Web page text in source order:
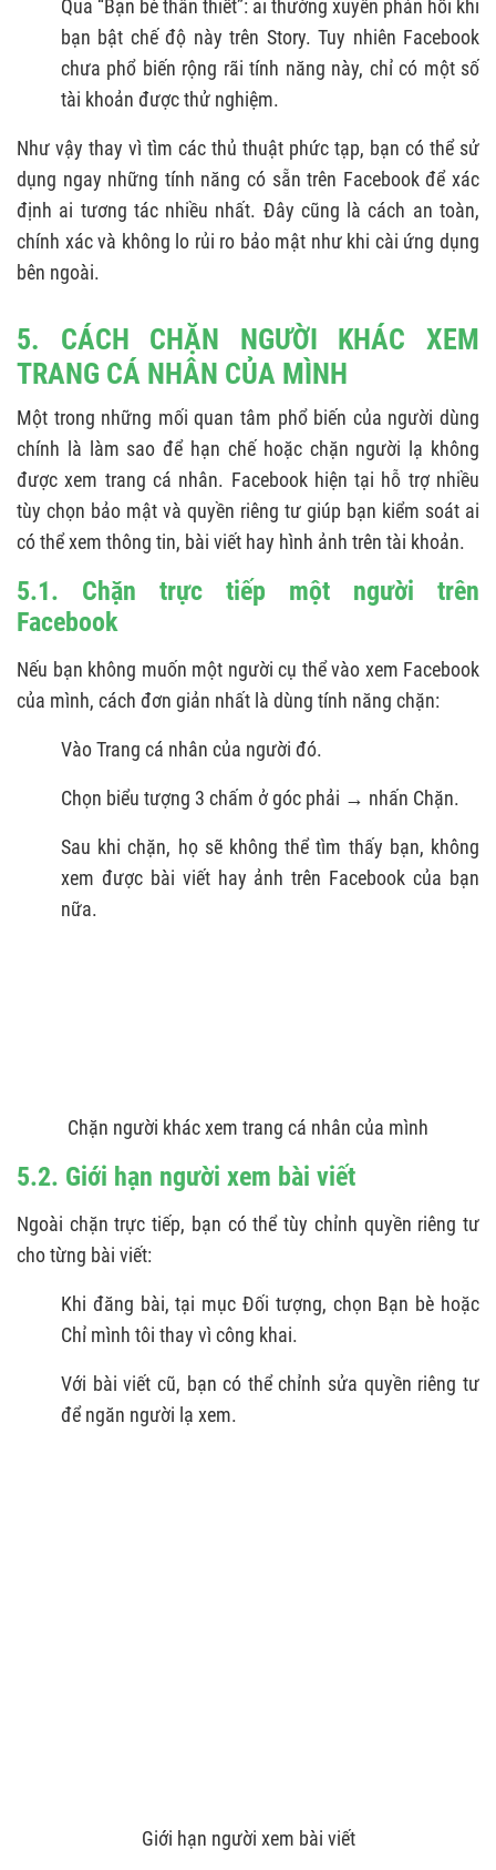
Qua “Bạn bè thân thiết”: ai thường xuyên phản hồi khi
bạn bật chế độ này trên Story. Tuy nhiên Facebook
chưa phổ biến rộng rãi tính năng này, chỉ có một số
tài khoản được thử nghiệm.
Như vậy thay vì tìm các thủ thuật phức tạp, bạn có thể sử
dụng ngay những tính năng có sẵn trên Facebook để xác
định ai tương tác nhiều nhất. Đây cũng là cách an toàn,
chính xác và không lo rủi ro bảo mật như khi cài ứng dụng
bên ngoài.
5. CÁCH CHẶN NGƯỜI KHÁC XEM
TRANG CÁ NHÂN CỦA MÌNH
Một trong những mối quan tâm phổ biến của người dùng
chính là làm sao để hạn chế hoặc chặn người lạ không
được xem trang cá nhân. Facebook hiện tại hỗ trợ nhiều
tùy chọn bảo mật và quyền riêng tư giúp bạn kiểm soát ai
có thể xem thông tin, bài viết hay hình ảnh trên tài khoản.
5.1. Chặn trực tiếp một người trên
Facebook
Nếu bạn không muốn một người cụ thể vào xem Facebook
của mình, cách đơn giản nhất là dùng tính năng chặn:
Vào Trang cá nhân của người đó.
Chọn biểu tượng 3 chấm ở góc phải → nhấn Chặn.
Sau khi chặn, họ sẽ không thể tìm thấy bạn, không
xem được bài viết hay ảnh trên Facebook của bạn
nữa.
Chặn người khác xem trang cá nhân của mình
5.2. Giới hạn người xem bài viết
Ngoài chặn trực tiếp, bạn có thể tùy chỉnh quyền riêng tư
cho từng bài viết:
Khi đăng bài, tại mục Đối tượng, chọn Bạn bè hoặc
Chỉ mình tôi thay vì công khai.
Với bài viết cũ, bạn có thể chỉnh sửa quyền riêng tư
để ngăn người lạ xem.
Giới hạn người xem bài viết